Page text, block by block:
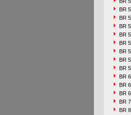
BR
BR
BR
BR
BR
BR
BR
BR
BR
BR
BR
BR
BR